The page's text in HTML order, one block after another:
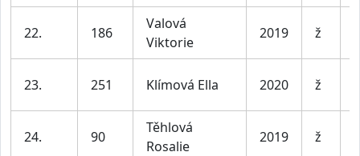
22. 186
Valová
Viktorie
2019 ž
23. 251 Klímová Ella 2020 ž
24. 90
Těhlová
Rosalie
2019 ž